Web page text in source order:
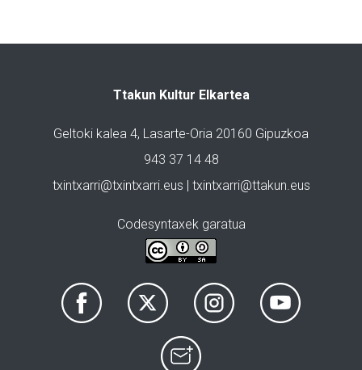
Ttakun Kultur Elkartea
Geltoki kalea 4, Lasarte-Oria 20160 Gipuzkoa
943 37 14 48
txintxarri@txintxarri.eus | txintxarri@ttakun.eus
Codesyntaxek garatua